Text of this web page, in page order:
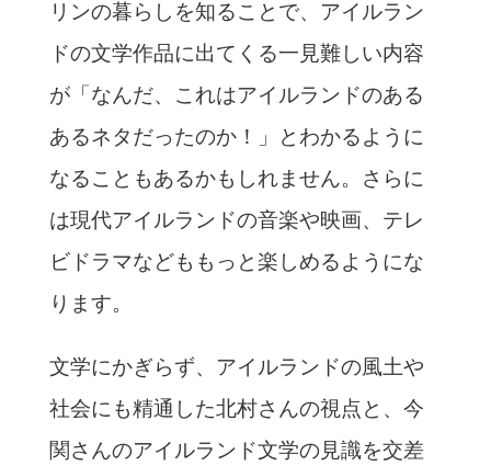
リンの暮らしを知ることで、アイルラン
ドの文学作品に出てくる一見難しい内容
が「なんだ、これはアイルランドのある
あるネタだったのか！」とわかるように
なることもあるかもしれません。さらに
は現代アイルランドの音楽や映画、テレ
ビドラマなどももっと楽しめるようにな
ります。
文学にかぎらず、アイルランドの風土や
社会にも精通した北村さんの視点と、今
関さんのアイルランド文学の見識を交差